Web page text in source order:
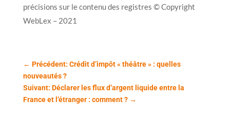
précisions sur le contenu des registres © Copyright
WebLex – 2021
← Précédent: Crédit d’impôt « théâtre » : quelles
nouveautés ?
Suivant: Déclarer les flux d’argent liquide entre la
France et l’étranger : comment ?→